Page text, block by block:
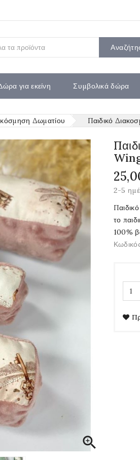
για εκείνη Συμβολικά δώρα
Δωματίου Παιδικό

2-5
το
100%